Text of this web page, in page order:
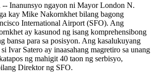
-- Inanunsyo ngayon ni Mayor London N.
kay Mike Nakornkhet bilang bagong
International Airport (SFO). Ang
ay kasunod ng isang komprehensibong
bansa para sa posisyon. Ang kasalukuyang
Ivar Satero ay inaasahang magretiro sa unang
ng mahigit 40 taon ng serbisyo,
Direktor ng SFO.